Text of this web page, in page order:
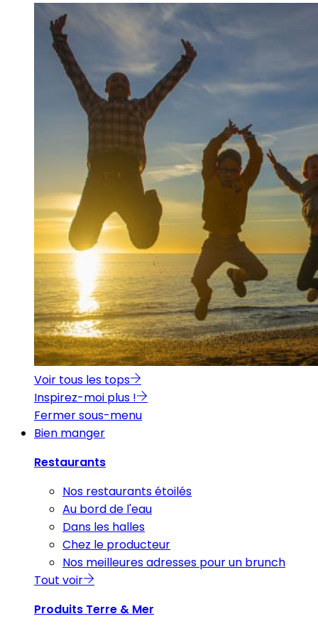
Voir tous les tops
Inspirez-moi plus !
Fermer sous-menu
Bien manger
Restaurants
Nos restaurants étoilés
Au bord de l'eau
Dans les halles
Chez le producteur
Nos meilleures adresses pour un brunch
Tout voir
Produits Terre & Mer